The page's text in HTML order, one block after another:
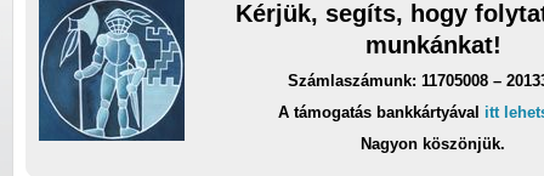
Kérjük, segíts, hogy
munkánkat!
Számlaszámunk: 11705008 –
A támogatás bankkártyával itt
Nagyon köszönjük.